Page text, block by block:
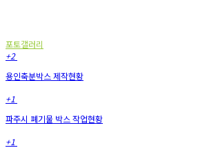
포토갤러리
+2
용인축분박스 제작현황
+1
파주시 폐기물 박스 작업현황
+1